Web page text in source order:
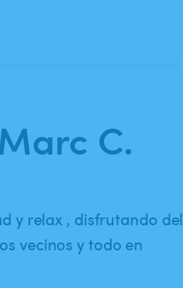
C.
y relax , disfrutando del
vecinos y todo en